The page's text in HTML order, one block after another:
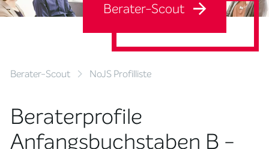
Berater-Scout NoJS Profilliste
Berater-Scout
Beraterprofile
Anfangsbuchstaben B -